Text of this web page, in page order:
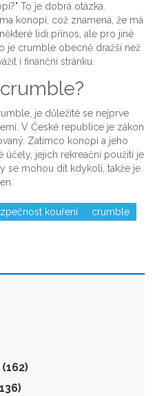
To je dobrá otázka.
konopí, což znamená, že má
lidi přínos, ale pro jiné
je crumble obecně dražší než
i finanční stránku.
je důležité se nejprve
V České republice je zákon
Zatímco konopí a jeho
účely, jejich rekreační použití je
se mohou dít kdykoli, takže je
kouření
crumble
(162)